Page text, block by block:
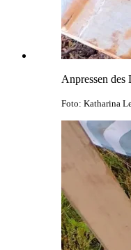
Anpressen des
Foto: Katharina